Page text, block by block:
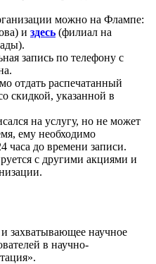
можно на Флампе:
и здесь (филиал на
запись по телефону с
отдать распечатанный
скидкой, указанной в
на услугу, но не может
ему необходимо
часа до времени записи.
с другими акциями и
захватывающее научное
в научно-